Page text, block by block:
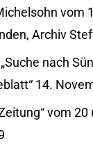
vom
Archiv
nach
14.
vom 20